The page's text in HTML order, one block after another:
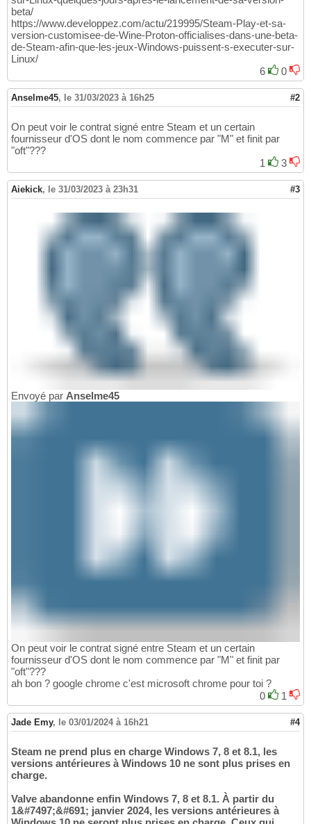
beta/
https://www.developpez.com/actu/219995/Steam-Play-et-sa-
version-customisee-de-Wine-Proton-officialises-dans-une-beta-
de-Steam-afin-que-les-jeux-Windows-puissent-s-executer-sur-
Linux/
6
0
Anselme45, le 31/03/2023 à 16h25 #2
On peut voir le contrat signé entre Steam et un certain
fournisseur d'OS dont le nom commence par "M" et finit par
"oft"???
1
3
Aiekick, le 31/03/2023 à 23h31 #3
Envoyé par Anselme45
On peut voir le contrat signé entre Steam et un certain
fournisseur d'OS dont le nom commence par "M" et finit par
"oft"???
ah bon ? google chrome c'est microsoft chrome pour toi ?
0
1
Jade Emy, le 03/01/2024 à 16h21 #4
Steam ne prend plus en charge Windows 7, 8 et 8.1, les
versions antérieures à Windows 10 ne sont plus prises en
charge.
Valve abandonne enfin Windows 7, 8 et 8.1. À partir du
1&#7497;&#691; janvier 2024, les versions antérieures à